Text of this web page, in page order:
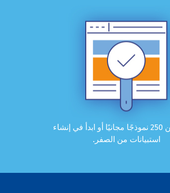
اختر أيًا من 250 نموذجًا مجانيًا أو ابدأ في إنشاء
استبيانات من الصفر.